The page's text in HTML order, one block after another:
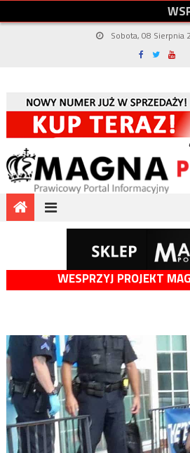
WS
Sobota, 08 Sierpnia
WESPRZYJ PROJEKT